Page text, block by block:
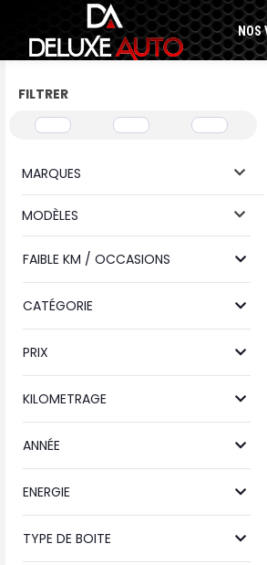
NOS
FILTRER
MARQUES
MODÈLES
FAIBLE KM / OCCASIONS
CATÉGORIE
PRIX
KILOMETRAGE
ANNÉE
ENERGIE
TYPE DE BOITE